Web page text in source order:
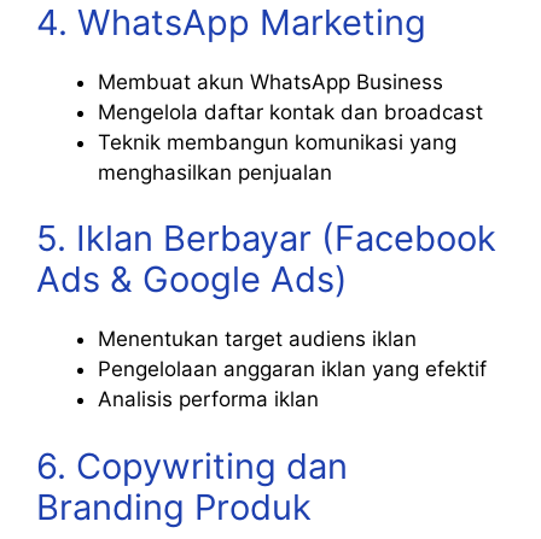
4. WhatsApp Marketing
Membuat akun WhatsApp Business
Mengelola daftar kontak dan broadcast
Teknik membangun komunikasi yang
menghasilkan penjualan
5. Iklan Berbayar (Facebook
Ads & Google Ads)
Menentukan target audiens iklan
Pengelolaan anggaran iklan yang efektif
Analisis performa iklan
6. Copywriting dan
Branding Produk